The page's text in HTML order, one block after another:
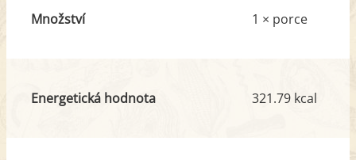
Množství 1 × porce
Energetická hodnota 321.79 kcal